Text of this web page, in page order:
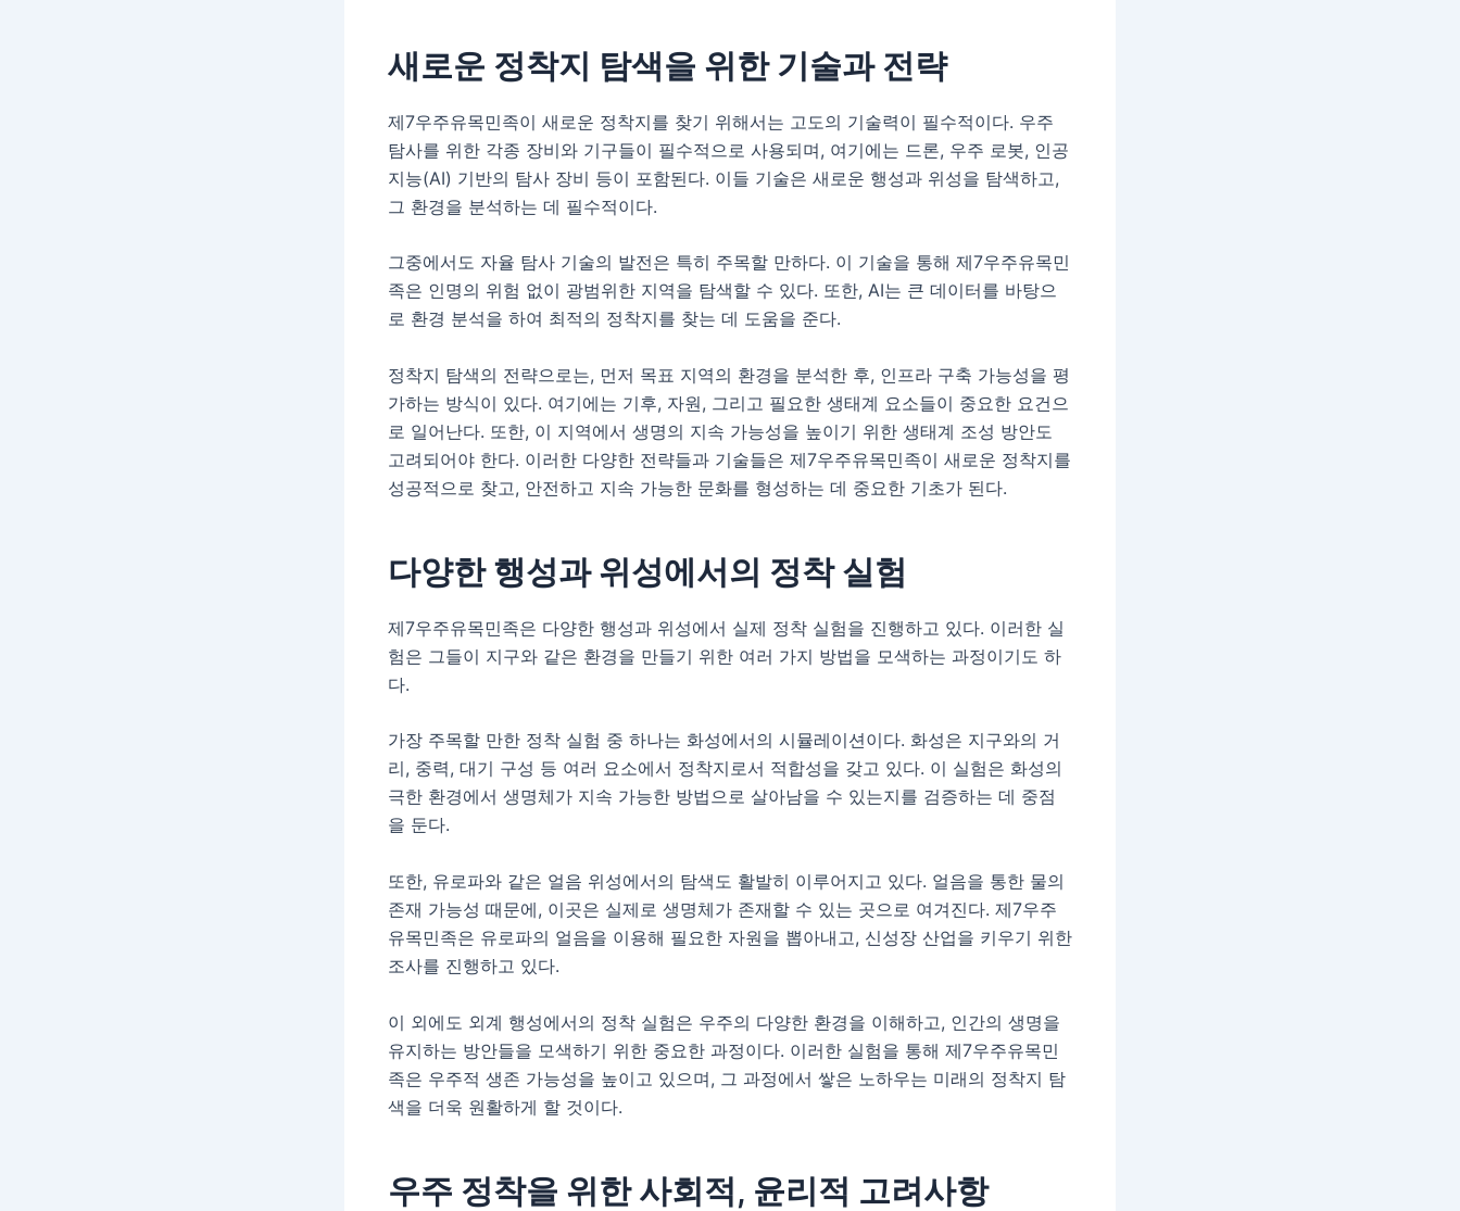
새로운 정착지 탐색을 위한 기술과 전략
제7우주유목민족이 새로운 정착지를 찾기 위해서는 고도의 기술력이 필수적이다. 우주
탐사를 위한 각종 장비와 기구들이 필수적으로 사용되며, 여기에는 드론, 우주 로봇, 인공
지능(AI) 기반의 탐사 장비 등이 포함된다. 이들 기술은 새로운 행성과 위성을 탐색하고,
그 환경을 분석하는 데 필수적이다.
그중에서도 자율 탐사 기술의 발전은 특히 주목할 만하다. 이 기술을 통해 제7우주유목민
족은 인명의 위험 없이 광범위한 지역을 탐색할 수 있다. 또한, AI는 큰 데이터를 바탕으
로 환경 분석을 하여 최적의 정착지를 찾는 데 도움을 준다.
정착지 탐색의 전략으로는, 먼저 목표 지역의 환경을 분석한 후, 인프라 구축 가능성을 평
가하는 방식이 있다. 여기에는 기후, 자원, 그리고 필요한 생태계 요소들이 중요한 요건으
로 일어난다. 또한, 이 지역에서 생명의 지속 가능성을 높이기 위한 생태계 조성 방안도
고려되어야 한다. 이러한 다양한 전략들과 기술들은 제7우주유목민족이 새로운 정착지를
성공적으로 찾고, 안전하고 지속 가능한 문화를 형성하는 데 중요한 기초가 된다.
다양한 행성과 위성에서의 정착 실험
제7우주유목민족은 다양한 행성과 위성에서 실제 정착 실험을 진행하고 있다. 이러한 실
험은 그들이 지구와 같은 환경을 만들기 위한 여러 가지 방법을 모색하는 과정이기도 하
다.
가장 주목할 만한 정착 실험 중 하나는 화성에서의 시뮬레이션이다. 화성은 지구와의 거
리, 중력, 대기 구성 등 여러 요소에서 정착지로서 적합성을 갖고 있다. 이 실험은 화성의
극한 환경에서 생명체가 지속 가능한 방법으로 살아남을 수 있는지를 검증하는 데 중점
을 둔다.
또한, 유로파와 같은 얼음 위성에서의 탐색도 활발히 이루어지고 있다. 얼음을 통한 물의
존재 가능성 때문에, 이곳은 실제로 생명체가 존재할 수 있는 곳으로 여겨진다. 제7우주
유목민족은 유로파의 얼음을 이용해 필요한 자원을 뽑아내고, 신성장 산업을 키우기 위한
조사를 진행하고 있다.
이 외에도 외계 행성에서의 정착 실험은 우주의 다양한 환경을 이해하고, 인간의 생명을
유지하는 방안들을 모색하기 위한 중요한 과정이다. 이러한 실험을 통해 제7우주유목민
족은 우주적 생존 가능성을 높이고 있으며, 그 과정에서 쌓은 노하우는 미래의 정착지 탐
색을 더욱 원활하게 할 것이다.
우주 정착을 위한 사회적, 윤리적 고려사항